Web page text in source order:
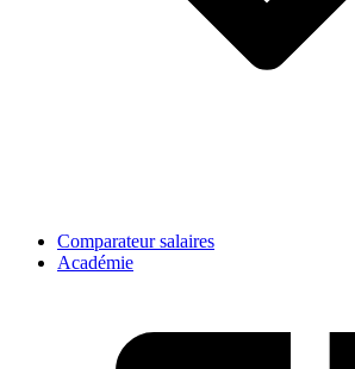
Comparateur salaires
Académie